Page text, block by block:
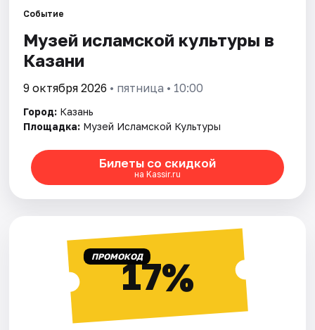
Событие
Музей исламской культуры в
Казани
9 октября 2026 • пятница • 10:00
Город: Казань
Площадка: Музей Исламской Культуры
Билеты со скидкой
на Kassir.ru
ПРОМОКОД17%